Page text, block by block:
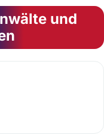
und